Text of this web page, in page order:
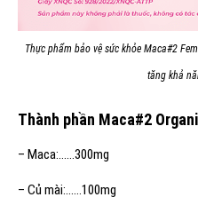
Thực phẩm bảo vệ sức khỏe Maca#2
tăng khả
Thành phần Maca#2
– Maca:……300mg
– Củ mài:……100mg